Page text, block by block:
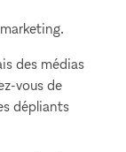
des médias
vous de
dépliants